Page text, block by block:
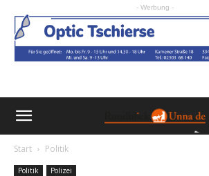
- Werbung -
Start Politik
Politik Polizei